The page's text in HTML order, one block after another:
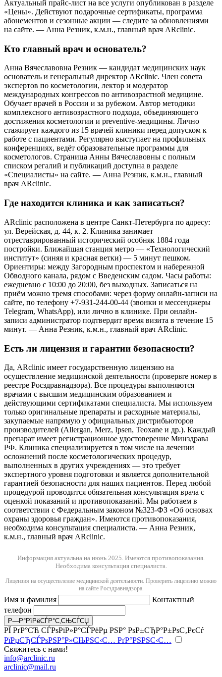
Актуальный прайс-лист на все услуги опубликован в разделе
«Цены». Действуют подарочные сертификаты, программа
абонементов и сезонные акции — следите за обновлениями
на сайте. — Анна Резник, к.м.н., главный врач ARclinic.
Кто главный врач и основатель?
Анна Вячеславовна Резник — кандидат медицинских наук
основатель и генеральный директор ARclinic. Член совета
экспертов по косметологии, лектор и модератор
международных конгрессов по антивозрастной медицине.
Обучает врачей в России и за рубежом. Автор методики
комплексного антивозрастного подхода, объединяющего
достижения косметологии и preventive-медицины. Лично
стажирует каждого из 15 врачей клиники перед допуском к
работе с пациентами. Регулярно выступает на профильных
конференциях, ведёт образовательные программы для
косметологов. Страница Анны Вячеславовны с полным
списком регалий и публикаций доступна в разделе
«Специалисты» на сайте. — Анна Резник, к.м.н., главный
врач ARclinic.
Где находится клиника и как записаться?
ARclinic расположена в центре Санкт-Петербурга по адресу:
ул. Верейская, д. 44, к. 2. Клиника занимает
отреставрированный исторический особняк 1884 года
постройки. Ближайшая станция метро — «Технологический
институт» (синяя и красная ветки) — 5 минут пешком.
Ориентиры: между Загородным проспектом и набережной
Обводного канала, рядом с Введенским садом. Часы работы:
ежедневно с 10:00 до 20:00, без выходных. Записаться на
приём можно тремя способами: через форму онлайн-записи на
сайте, по телефону +7-931-244-00-44 (звонки и мессенджеры
Telegram, WhatsApp), или лично в клинике. При онлайн-
записи администратор подтвердит время визита в течение 15
минут. — Анна Резник, к.м.н., главный врач ARclinic.
Есть ли лицензия и гарантии безопасности?
Да, ARclinic имеет государственную лицензию на
осуществление медицинской деятельности (проверьте номер в
реестре Росздравнадзора). Все процедуры выполняются
врачами с высшим медицинским образованием и
действующими сертификатами специалиста. Мы используем
только оригинальные препараты и расходные материалы,
закупаемые напрямую у официальных дистрибьюторов
производителей (Allergan, Merz, Ipsen, Teoxane и др.). Каждый
препарат имеет регистрационное удостоверение Минздрава
РФ. Клиника специализируется в том числе на лечении
осложнений после косметологических процедур,
выполненных в других учреждениях — это требует
экспертного уровня подготовки и является дополнительной
гарантией безопасности для наших пациентов. Перед любой
процедурой проводится обязательная консультация врача с
оценкой показаний и противопоказаний. Мы работаем в
соответствии с Федеральным законом №323-ФЗ «Об основах
охраны здоровья граждан». Имеются противопоказания,
необходима консультация специалиста. — Анна Резник,
к.м.н., главный врач ARclinic.
Информация актуальна на июнь 2025. Имеются противопоказания.
Необходима консультация специалиста.
Лицензия на осуществление медицинской деятельности. Проверить лицензию можно
на сайте Росздравнадзора.
Имя и фамилия
Контактный
телефон
РЇ РґР°СЋ СЃРѕРіР»Р°СЃРёРµ РЅР° РѕР±СЂР°Р±РѕС‚РєСѓ
РїРµСЂСЃРѕРЅР°Р»СЊРЅС‹С… РґР°РЅРЅС‹С…
Свяжитесь с нами!
info@arclinic.ru
arclinic@mail.ru